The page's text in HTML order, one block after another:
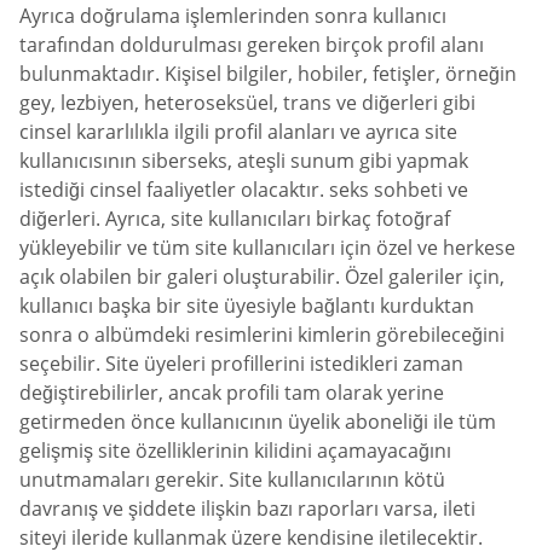
Ayrıca doğrulama işlemlerinden sonra kullanıcı
tarafından doldurulması gereken birçok profil alanı
bulunmaktadır. Kişisel bilgiler, hobiler, fetişler, örneğin
gey, lezbiyen, heteroseksüel, trans ve diğerleri gibi
cinsel kararlılıkla ilgili profil alanları ve ayrıca site
kullanıcısının siberseks, ateşli sunum gibi yapmak
istediği cinsel faaliyetler olacaktır. seks sohbeti ve
diğerleri. Ayrıca, site kullanıcıları birkaç fotoğraf
yükleyebilir ve tüm site kullanıcıları için özel ve herkese
açık olabilen bir galeri oluşturabilir. Özel galeriler için,
kullanıcı başka bir site üyesiyle bağlantı kurduktan
sonra o albümdeki resimlerini kimlerin görebileceğini
seçebilir. Site üyeleri profillerini istedikleri zaman
değiştirebilirler, ancak profili tam olarak yerine
getirmeden önce kullanıcının üyelik aboneliği ile tüm
gelişmiş site özelliklerinin kilidini açamayacağını
unutmamaları gerekir. Site kullanıcılarının kötü
davranış ve şiddete ilişkin bazı raporları varsa, ileti
siteyi ileride kullanmak üzere kendisine iletilecektir.